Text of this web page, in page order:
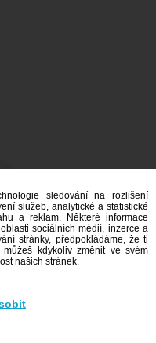
sledování na rozlišení
služeb, analytické a statistické
a reklam. Některé informace
sociálních médií, inzerce a
stránky, předpokládáme, že ti
kdykoliv změnit ve svém
našich stránek.